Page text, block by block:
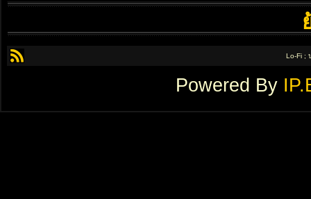
Lo-Fi ;
Powered By